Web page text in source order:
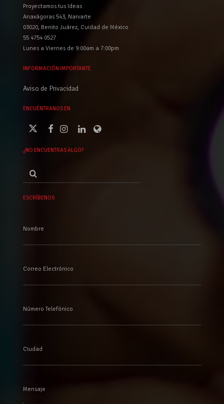
Proyectamos tus Ideas
Anaxágoras 543, Narvarte
03020, Benito Juárez, Cuidad de México
55 4754 0527
Lunes a Viernes de 9:00am a 7:00pm
INFORMACIÓN IMPORTANTE
Aviso de Privacidad
ENCUÉNTRANOS EN
¿NO ENCUENTRAS ALGO?
Buscar
por:
ESCRÍBENOS
Nombre
Correo Electrónico
Número Telefónico
Ciudad
Mensaje